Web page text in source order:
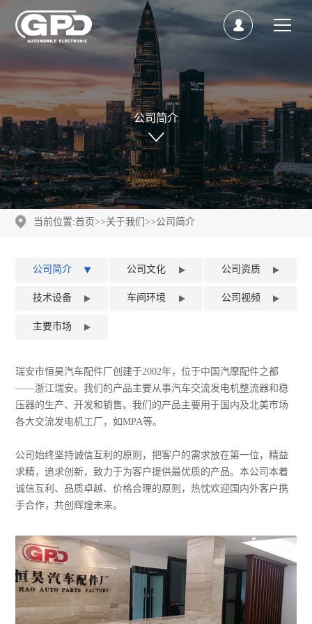
公司简介
当前位置: 首页>>关于我们>>公司简介
公司简介 公司文化 公司资质
技术设备 车间环境 公司视频
主要市场
瑞安市恒昊汽车配件厂创建于2002年，位于中国汽摩配件之都
——浙江瑞安。我们的产品主要从事汽车交流发电机整流器和稳
压器的生产、开发和销售。我们的产品主要用于国内及北美市场
各大交流发电机工厂，如MPA等。
公司始终坚持诚信互利的原则，把客户的需求放在第一位，精益
求精，追求创新，致力于为客户提供最优质的产品。本公司本着
诚信互利、品质卓越、价格合理的原则，热忱欢迎国内外客户携
手合作，共创辉煌未来。